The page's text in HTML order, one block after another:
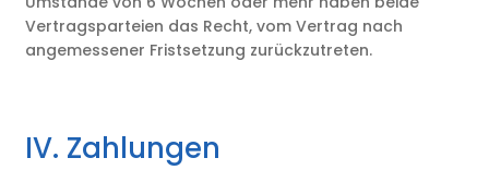
Vertragsparteien das Recht, vom Vertrag nach
angemessener Fristsetzung zurückzutreten.
IV. Zahlungen